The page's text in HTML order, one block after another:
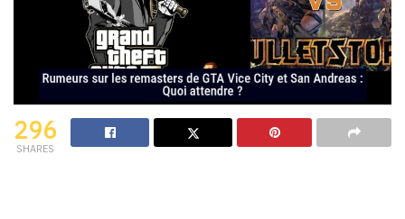
296
SHARES